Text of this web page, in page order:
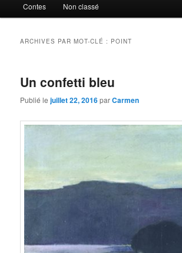
Contes Non classé
ARCHIVES PAR MOT-CLÉ : POINT
Un confetti bleu
Publié lejuillet 22, 2016parCarmen